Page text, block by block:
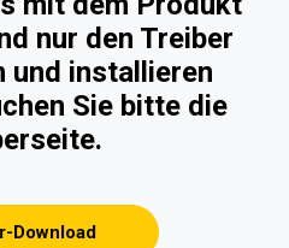
nur den Treiber
und installieren
Sie bitte die
Download